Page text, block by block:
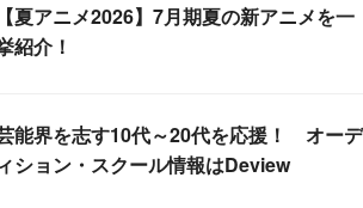
【夏アニメ2026】7月期夏の新アニメを一
紹介！
能界を志す10代～20代を応援！ オーデ
ィション・スクール情報はDeview